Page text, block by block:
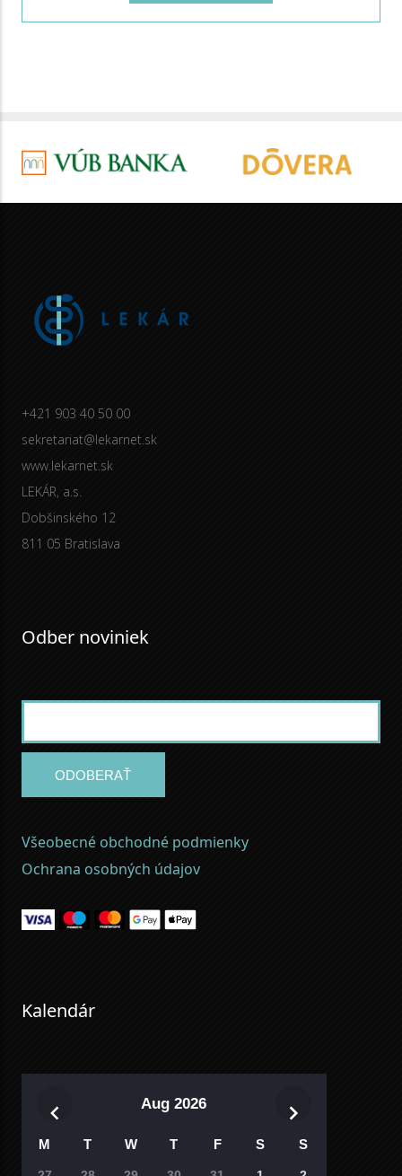
+421 903 40 50 00
sekretariat@lekarnet.sk
www.lekarnet.sk
LEKÁR, a.s.
Dobšinského 12
811 05 Bratislava
Odber noviniek
ODOBERAŤ
Všeobecné obchodné podmienky
Ochrana osobných údajov
Kalendár
Aug 2026
M T W T F S S